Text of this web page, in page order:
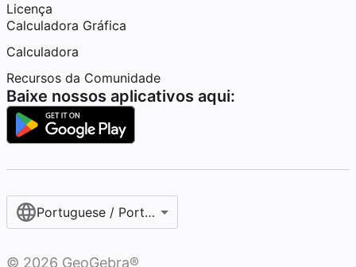
Licença
Calculadora Gráfica
Calculadora
Recursos da Comunidade
Baixe nossos aplicativos aqui:
Portuguese / Português (Brasil)
© 2026 GeoGebra®